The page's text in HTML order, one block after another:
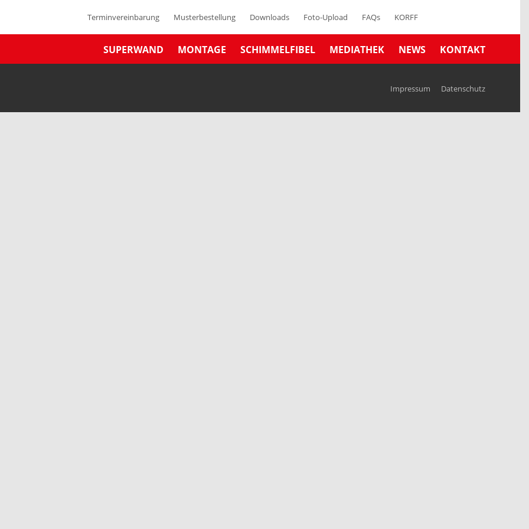
Terminvereinbarung Musterbestellung Downloads Foto-Upload FAQs KORFF
SUPERWAND MONTAGE SCHIMMELFIBEL MEDIATHEK NEWS KONTAKT
Impressum Datenschutz